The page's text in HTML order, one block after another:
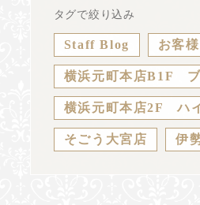
タグで絞り込み
Staff Blog お客
横浜元町本店B1F
横浜元町本店2F ハ
そごう大宮店 伊